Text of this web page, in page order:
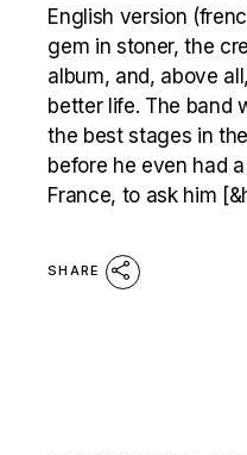
English version
gem in stoner, the
album, and, above
better life. The band
the best stages in
before he even had
France, to ask him
SHARE